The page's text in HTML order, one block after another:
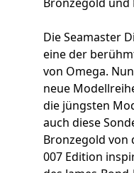
Die Seamaster
eine der
von Omega.
neue
die jüngsten
auch diese
Bronzegold von
007 Edition